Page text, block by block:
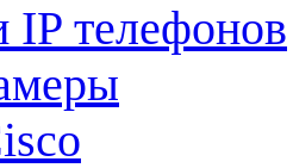
IP телефонов